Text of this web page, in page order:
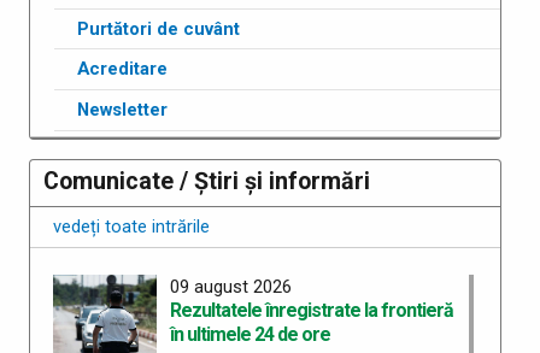
Purtători de cuvânt
Acreditare
Newsletter
Comunicate / Știri și informări
vedeți toate intrările
09 august 2026
Rezultatele înregistrate la frontieră
în ultimele 24 de ore